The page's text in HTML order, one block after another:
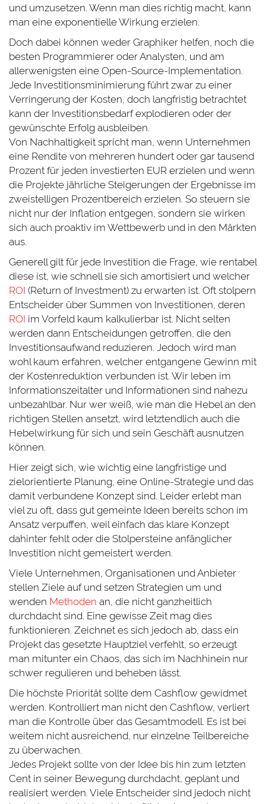
und umzusetzen. Wenn man dies richtig macht, kann
man eine exponentielle Wirkung erzielen.
Doch dabei können weder Graphiker helfen, noch die
besten Programmierer oder Analysten, und am
allerwenigsten eine Open-Source-Implementation.
Jede Investitionsminimierung führt zwar zu einer
Verringerung der Kosten, doch langfristig betrachtet
kann der Investitionsbedarf explodieren oder der
gewünschte Erfolg ausbleiben.
Von Nachhaltigkeit spricht man, wenn Unternehmen
eine Rendite von mehreren hundert oder gar tausend
Prozent für jeden investierten EUR erzielen und wenn
die Projekte jährliche Steigerungen der Ergebnisse im
zweistelligen Prozentbereich erzielen. So steuern sie
nicht nur der Inflation entgegen, sondern sie wirken
sich auch proaktiv im Wettbewerb und in den Märkten
aus.
Generell gilt für jede Investition die Frage, wie rentabel
diese ist, wie schnell sie sich amortisiert und welcher
ROI (Return of Investment) zu erwarten ist. Oft stolpern
Entscheider über Summen von Investitionen, deren
ROI im Vorfeld kaum kalkulierbar ist. Nicht selten
werden dann Entscheidungen getroffen, die den
Investitionsaufwand reduzieren. Jedoch wird man
wohl kaum erfahren, welcher entgangene Gewinn mit
der Kostenreduktion verbunden ist. Wir leben im
Informationszeitalter und Informationen sind nahezu
unbezahlbar. Nur wer weiß, wie man die Hebel an den
richtigen Stellen ansetzt, wird letztendlich auch die
Hebelwirkung für sich und sein Geschäft ausnutzen
können.
Hier zeigt sich, wie wichtig eine langfristige und
zielorientierte Planung, eine Online-Strategie und das
damit verbundene Konzept sind. Leider erlebt man
viel zu oft, dass gut gemeinte Ideen bereits schon im
Ansatz verpuffen, weil einfach das klare Konzept
dahinter fehlt oder die Stolpersteine anfänglicher
Investition nicht gemeistert werden.
Viele Unternehmen, Organisationen und Anbieter
stellen Ziele auf und setzen Strategien um und
wenden Methoden an, die nicht ganzheitlich
durchdacht sind. Eine gewisse Zeit mag dies
funktionieren. Zeichnet es sich jedoch ab, dass ein
Projekt das gesetzte Hauptziel verfehlt, so erzeugt
man mitunter ein Chaos, das sich im Nachhinein nur
schwer regulieren und beheben lässt.
Die höchste Priorität sollte dem Cashflow gewidmet
werden. Kontrolliert man nicht den Cashflow, verliert
man die Kontrolle über das Gesamtmodell. Es ist bei
weitem nicht ausreichend, nur einzelne Teilbereiche
zu überwachen.
Jedes Projekt sollte von der Idee bis hin zum letzten
Cent in seiner Bewegung durchdacht, geplant und
realisiert werden. Viele Entscheider sind jedoch nicht